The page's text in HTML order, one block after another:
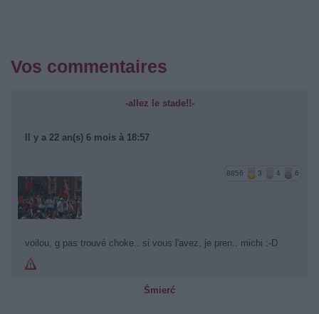
Vos commentaires
-allez le stade!!-
Il y a 22 an(s) 6 mois à 18:57
8856 3 4 6
voilou, g pas trouvé choke.. si vous l'avez, je pren.. michi :-D
Śmierć